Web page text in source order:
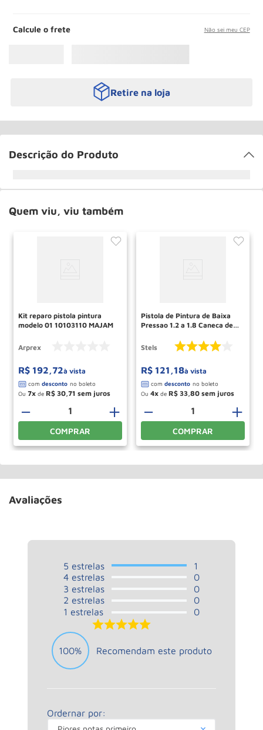
Calcule o frete Não sei meu CEP
Retire na loja
Descrição do Produto
Quem viu, viu também
Kit reparo pistola pintura
modelo 01 10103110 MAJAM
Arprex
R$ 192,72à vista
Ou 7 de R$ 30,71
＋
－
COMPRAR
Pistola de Pintura de Baixa
Pressao 1.2 a 1.8 Caneca de
Stels
R$ 121 ,18à vista
Ou 4 de R$ 33,80
＋
－
COMPRAR
Avaliações
5 estrelas
4 estrelas
3 estrelas
2 estrelas
1 estrelas
1
0
0
0
0
100% Recomendam este produto
Ordernar por: